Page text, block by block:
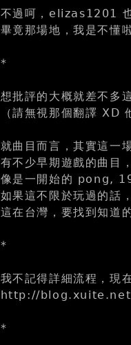
不過呵，elizas1201 也
畢竟那場地，我是不懂
*
想批評的大概就差不多
（請無視那個翻譯 XD
就曲目而言，其實這
有不少早期遊戲的曲目
像是一開始的 pong,
如果這不限於玩過的話
這在台灣，要找到知道
*
我不記得詳細流程，現
http://
*